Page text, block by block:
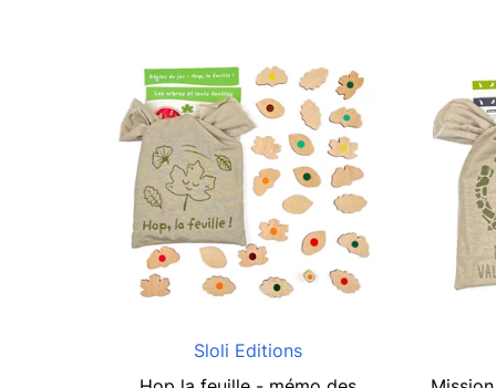
Sloli Editions